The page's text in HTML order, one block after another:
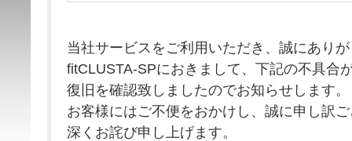
当社サービスをご利用いただき、誠にあり
fitCLUSTA-SPにおきまして、下記の不具合
復旧を確認致しましたのでお知らせします。
お客様にはご不便をおかけし、誠に申し訳
深くお詫び申し上げます。